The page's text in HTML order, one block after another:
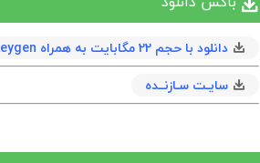
دانلود با حجم 22 مگابايت به همراه keygen
سایـت سـازنــده